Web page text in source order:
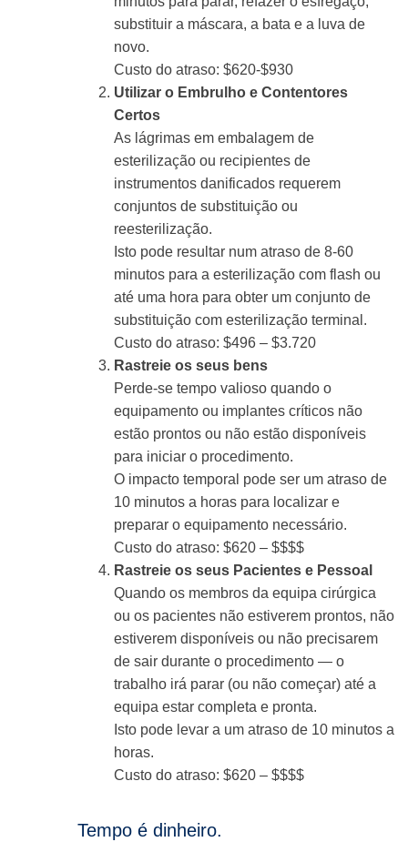
substituir a máscara, a bata e a luva de
novo.
Custo do atraso: $620-$930
Utilizar o Embrulho e Contentores
Certos
As lágrimas em embalagem de
esterilização ou recipientes de
instrumentos danificados requerem
conjuntos de substituição ou
reesterilização.
Isto pode resultar num atraso de 8-60
minutos para a esterilização com flash ou
até uma hora para obter um conjunto de
substituição com esterilização terminal.
Custo do atraso: $496 – $3.720
Rastreie os seus bens
Perde-se tempo valioso quando o
equipamento ou implantes críticos não
estão prontos ou não estão disponíveis
para iniciar o procedimento.
O impacto temporal pode ser um atraso de
10 minutos a horas para localizar e
preparar o equipamento necessário.
Custo do atraso: $620 – $$$$
Rastreie os seus Pacientes e Pessoal
Quando os membros da equipa cirúrgica
ou os pacientes não estiverem prontos, não
estiverem disponíveis ou não precisarem
de sair durante o procedimento — o
trabalho irá parar (ou não começar) até a
equipa estar completa e pronta.
Isto pode levar a um atraso de 10 minutos a
horas.
Custo do atraso: $620 – $$$$
Tempo é dinheiro.